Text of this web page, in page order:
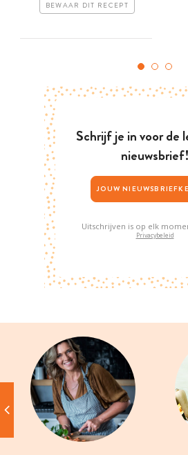
BEWAAR DIT RECEPT
Schrijf je in voor de
nieuwsbrief!
Uitschrijven is op elk
Privacybeleid